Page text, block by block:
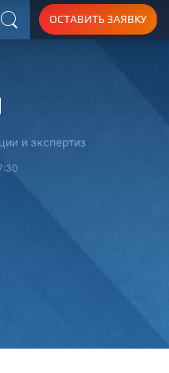
Поиск
ОСТАВИТЬ ЗАЯВКУ
и экспертиз